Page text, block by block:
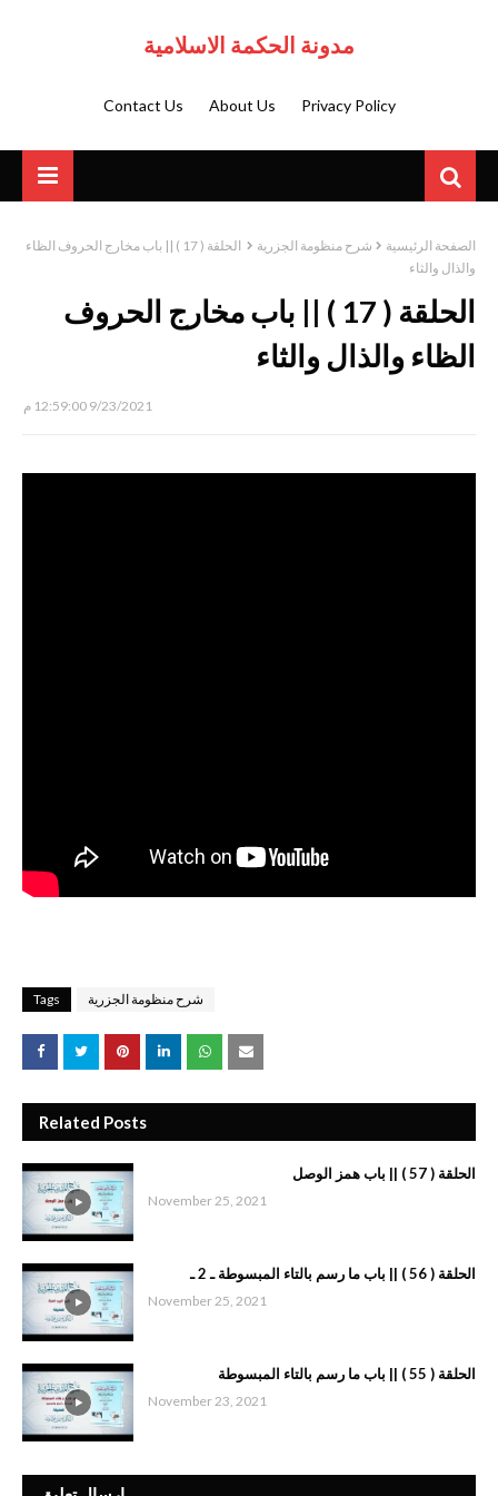
مدونة الحكمة الاسلامية
Privacy Policy
About Us
Contact Us
الصفحة الرئيسية شرح منظومة الجزرية
الحلقة ( 17 ) || باب مخارج الحروف الظاء
والذال والثاء
الحلقة ( 17 ) || باب مخارج الحروف
الظاء والذال والثاء
9/23/2021 12:59:00 م
Tags شرح منظومة الجزرية
Related Posts
الحلقة ( 57 ) || باب همز الوصل
November 25, 2021
الحلقة ( 56 ) || باب ما رسم بالتاء المبسوطة ـ 2 ـ
November 25, 2021
الحلقة ( 55 ) || باب ما رسم بالتاء المبسوطة
November 23, 2021